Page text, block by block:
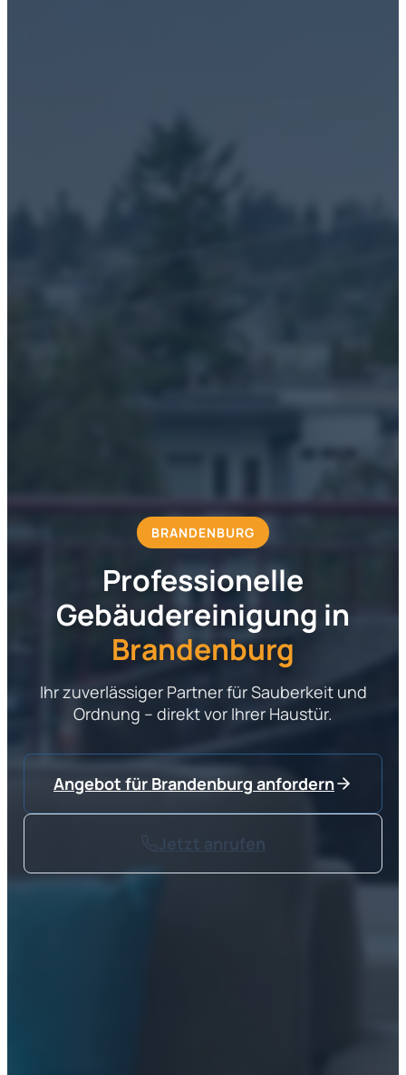
BRANDENBURG
Professionelle
Gebäudereinigung in
Brandenburg
Ihr zuverlässiger Partner für Sauberkeit und
Ordnung – direkt vor Ihrer Haustür.
Angebot für Brandenburg anfordern
Jetzt anrufen